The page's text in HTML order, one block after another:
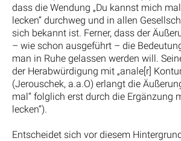
dass die Wendung „Du kannst mich
lecken“ durchweg und in allen
sich bekannt ist. Ferner, dass der
– wie schon ausgeführt – die
man in Ruhe gelassen werden will.
der Herabwürdigung mit „anale[r]
(Jerouschek, a.a.O) erlangt die
mal“ folglich erst durch die Ergänzung
lecken“).
Entscheidet sich vor diesem